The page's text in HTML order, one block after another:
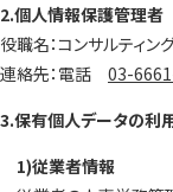
2.個人情報保護管理者
役職名：コンサルティ
連絡先：電話 03-
3.保有個人データの利
1)従業者情報